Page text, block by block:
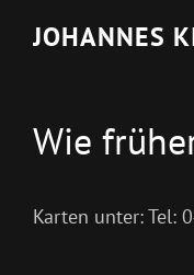
JOHANNES
Wie
Karten unter: Tel: